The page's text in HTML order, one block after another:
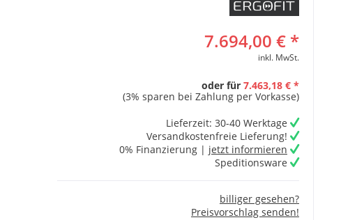
7.694,00 € *
inkl. MwSt.
oder für 7.463,18 € *
(3% sparen bei Zahlung per Vorkasse)
Lieferzeit: 30-40 Werktage
Versandkostenfreie Lieferung!
0% Finanzierung | jetzt informieren
Speditionsware
billiger gesehen?
Preisvorschlag senden!